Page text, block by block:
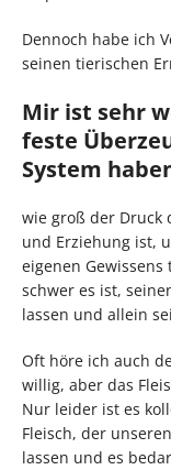
Dennoch habe ich
seinen tierischen
Mir ist sehr
feste
System
wie groß der Druck
und Erziehung ist,
eigenen
schwer es ist,
lassen und allein
Oft höre ich auch
willig, aber das
Nur leider ist es
Fleisch, der unseren
lassen und es